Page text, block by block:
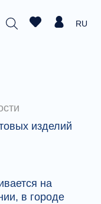
RU
изделий
на
в городе